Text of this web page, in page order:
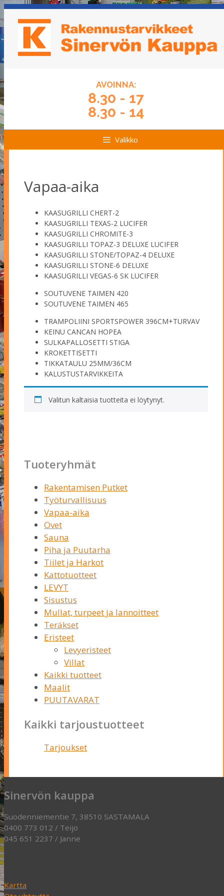
Siirry
sisältöön
Siirry
sisältöön
AVOINNA:
8.30 - 17
8.30 - 14
Valikko
Vapaa-aika
KAASUGRILLI CHERT-2
KAASUGRILLI TEXAS-2 LUCIFER
KAASUGRILLI CHROMITE-3
KAASUGRILLI TOPAZ-3 DELUXE LUCIFER
KAASUGRILLI STONE/TOPAZ-4 DELUXE
KAASUGRILLI STONE-6 DELUXE
KAASUGRILLI VEGAS-6 SK LUCIFER
SOUTUVENE TAIMEN 420
SOUTUVENE TAIMEN 465
TRAMPOLIINI SPORTSPOWER 396CM+TURVAV
KEINU CANCAN HOPEA
SULKAPALLOSETTI STIGA
KROKETTISETTI
TIKKATAULU 25MM/36CM
KALUSTUSTARVIKKEITA
Valitun kaltaisia tuotteita ei löytynyt.
Tuoteryhmät
Rakentamisen Putket
Työturvallisuus
Vapaa-aika
Ovet
Sauna
Piha ja Puutarha
Tiilet ja Harkot
Kattotuotteet
LEVYT
Sisustus
Mullat, turpeet ja lannoitteet
Teräkset
Eristeet
Levyeristeet
Villat
Kaikki tuotteet
Maalit
PUUTAVARAT
Kaikki tarjoustuotteet
Tarjoukset
Sinervön kauppa
Suodenniementie 7, 38510 SASTAMALA
0400 773 012 / Teijo
045 651 2237 / Janne
Kartta